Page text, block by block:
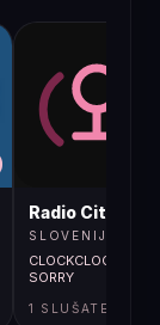
Radio City
SLOVENIJA
CLOCKCLOCK /
SORRY
1 SLUŠATELJA